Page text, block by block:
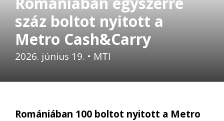
száz boltot nyitott a
Metro Cash&Carry
2026. június 19. • MTI
Romániában 100 boltot nyitott a Metro